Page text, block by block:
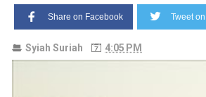
Share on Facebook Tweet
Syiah Suriah 4:05 PM